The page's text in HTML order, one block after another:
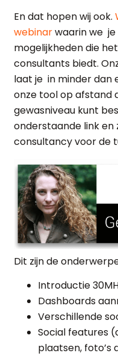
En dat hopen wij ook.
webinarwaarin we
mogelijkheden die
consultants biedt.
laat je in minder dan
onze tool op afstand
gewasniveau kunt
onderstaande link
consultancy voor de
Dit zijn de
Introductie
Dashboards
Verschillende
Social features
plaatsen, foto’s